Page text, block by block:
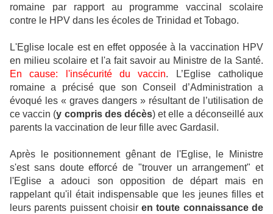
romaine par rapport au programme vaccinal scolaire
contre le HPV dans les écoles de Trinidad et Tobago.
L'Eglise locale est en effet opposée à la vaccination HPV
en milieu scolaire et l'a fait savoir au Ministre de la Santé.
En cause: l'insécurité du vaccin.
L’Eglise catholique
romaine a précisé que son Conseil d’Administration a
évoqué les « graves dangers » résultant de l’utilisation de
ce vaccin (y compris des décès) et elle a déconseillé aux
parents la vaccination de leur fille avec Gardasil.
Après le positionnement gênant de l'Eglise, le Ministre
s'est sans doute efforcé de "trouver un arrangement" et
l'Eglise a adouci son opposition de départ mais en
rappelant qu'il était indispensable que les jeunes filles et
leurs parents puissent choisiren toute connaissance de